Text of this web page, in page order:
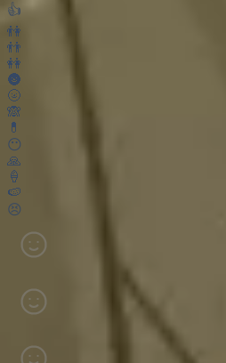
👍
👫
👬
👭
🌚
🌝
🙈
💊
😶
🙏
🍦
🍉
😣